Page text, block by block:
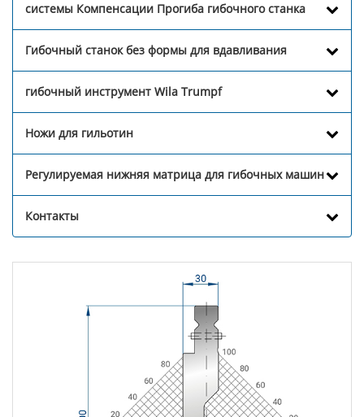
системы Компенсации Прогиба гибочного станка
Гибочный станок без формы для вдавливания
гибочный инструмент Wila Trumpf
Ножи для гильотин
Регулируемая нижняя матрица для гибочных машин
Контакты